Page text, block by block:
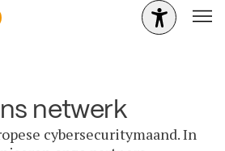
netwerk
cybersecuritymaand. In